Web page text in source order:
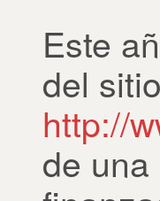
Este
del
http://
de